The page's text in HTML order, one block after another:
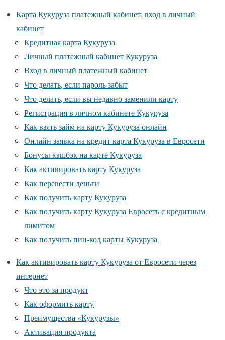
Карта Кукуруза платежный кабинет: вход в личный
кабинет
Кредитная карта Кукуруза
Личный платежный кабинет Кукуруза
Вход в личный платежный кабинет
Что делать, если пароль забыт
Что делать, если вы недавно заменили карту
Регистрация в личном кабинете Кукуруза
Как взять займ на карту Кукуруза онлайн
Онлайн заявка на кредит карта Кукуруза в Евросети
Бонусы кэшбэк на карте Кукуруза
Как активировать карту Кукуруза
Как перевести деньги
Как получить карту Кукуруза
Как получить карту Кукуруза Евросеть с кредитным
лимитом
Как получить пин-код карты Кукуруза
Как активировать карту Кукуруза от Евросети через
интернет
Что это за продукт
Как оформить карту
Преимущества «Кукурузы»
Активация продукта